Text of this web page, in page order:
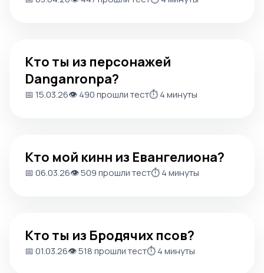
Кто ты из персонажей
Danganronpa?
📅 15.03.26👁️ 490 прошли тест⏱️ 4 минуты
Кто мой кинн из Евангелиона?
📅 06.03.26👁️ 509 прошли тест⏱️ 4 минуты
Кто ты из Бродячих псов?
📅 01.03.26👁️ 518 прошли тест⏱️ 4 минуты